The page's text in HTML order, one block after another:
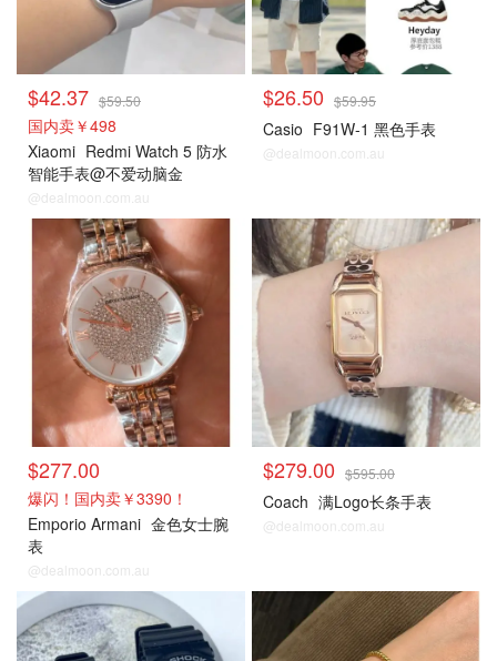
$42.37 $59.50
国内卖￥498
Xiaomi Redmi Watch 5 防水
智能手表@不爱动脑金
@dealmoon.com.au
$26.50 $59.95
Casio F91W-1 黑色手表
@dealmoon.com.au
$277.00
爆闪！国内卖￥3390！
Emporio Armani 金色女士腕
表
@dealmoon.com.au
$279.00 $595.00
Coach 满Logo长条手表
@dealmoon.com.au